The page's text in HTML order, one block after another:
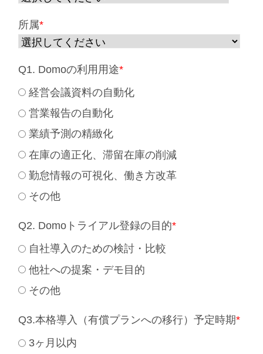
所属*
Q1. Domoの利用用途*
経営会議資料の自動化
営業報告の自動化
業績予測の精緻化
在庫の適正化、滞留在庫の削減
勤怠情報の可視化、働き方改革
その他
Q2. Domoトライアル登録の目的*
自社導入のための検討・比較
他社への提案・デモ目的
その他
Q3.本格導入（有償プランへの移行）予定時期*
3ヶ月以内